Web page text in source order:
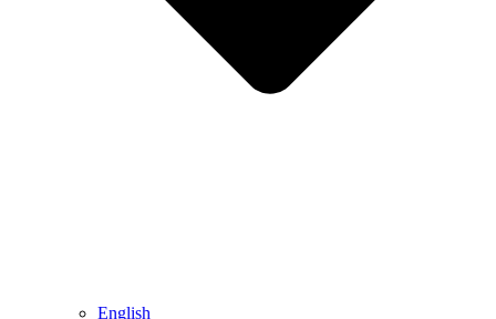
English